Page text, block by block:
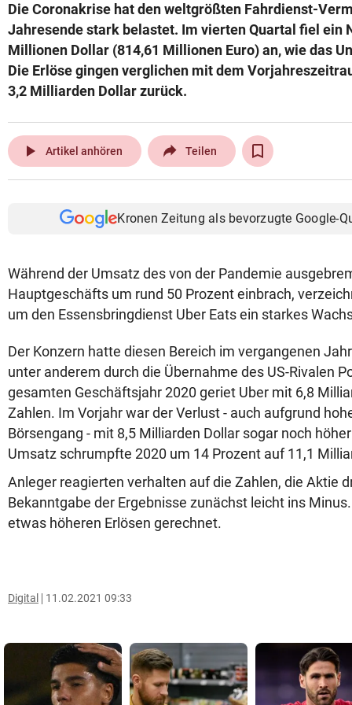
Die Coronakrise hat den weltgrößten Fahrdienst-
Jahresende stark belastet. Im vierten Quartal fiel ein
Millionen Dollar (814,61 Millionen Euro) an, wie das
Die Erlöse gingen verglichen mit dem
3,2 Milliarden Dollar zurück.
play_arrow Artikel anhören Teilen
Kronen Zeitung als bevorzugte Google-
Während der Umsatz des von der Pandemie
Hauptgeschäfts um rund 50 Prozent einbrach,
um den Essensbringdienst Uber Eats ein starkes
Der Konzern hatte diesen Bereich im vergangenen
unter anderem durch die Übernahme des US-Rivalen
gesamten Geschäftsjahr 2020 geriet Uber mit 6,8
Zahlen. Im Vorjahr war der Verlust - auch aufgrund
Börsengang - mit 8,5 Milliarden Dollar sogar noch
Umsatz schrumpfte 2020 um 14 Prozent auf 11,1
Anleger reagierten verhalten auf die Zahlen, die Aktie
Bekanntgabe der Ergebnisse zunächst leicht ins
etwas höheren Erlösen gerechnet.
Digital 11.02.2021 09:33